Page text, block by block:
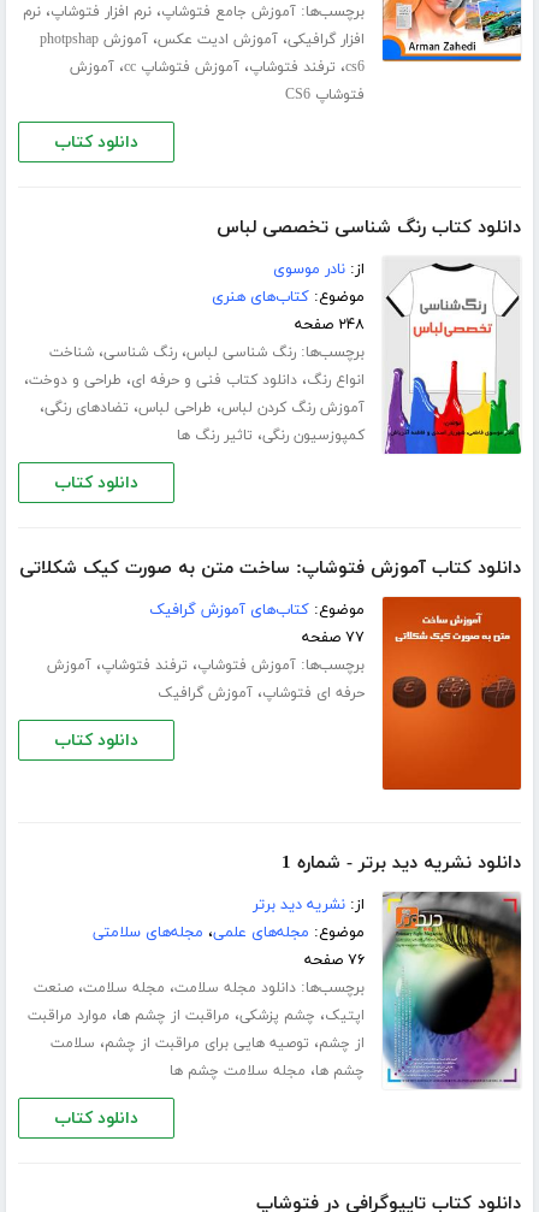
برچسب‌ها:آموزش جامع فتوشاپ،نرم افزار فتوشاپ،نرم
افزار گرافیکی،آموزش ادیت عکس،
آموزش photpshap
cs6، ترفند فتوشاپ،آموزش فتوشاپ cc ،آموزش
فتوشاپ CS6
دانلود کتاب
دانلود کتاب رنگ شناسى تخصصى لباس
از:نادر موسوی
موضوع:کتاب‌های هنری
۲۴۸ صفحه
برچسب‌ها:رنگ شناسی لباس،رنگ شناسی،شناخت
انواع رنگ،دانلود کتاب فنی و حرفه ای، طراحی و دوخت،
آموزش رنگ کردن لباس، طراحی لباس، تضادهای رنگی،
کمپوزسیون رنگی، تاثیر رنگ ها
دانلود کتاب
دانلود کتاب آموزش فتوشاپ: ساخت متن به صورت کیک شکلاتی
موضوع:کتاب‌های آموزش گرافیک
۷۷ صفحه
برچسب‌ها:آموزش فتوشاپ، ترفند فتوشاپ،آموزش
حرفه ای فتوشاپ،آموزش گرافیک
دانلود کتاب
دانلود نشریه دید برتر - شماره 1
از:نشریه دید برتر
موضوع: مجله‌های علمی، مجله‌های سلامتی
۷۶ صفحه
برچسب‌ها:دانلود مجله سلامت، مجله سلامت،صنعت
اپتیک، چشم پزشکی، مراقبت از چشم ها، موارد مراقبت
از چشم، توصیه هایی برای مراقبت از چشم، سلامت
چشم ها، مجله سلامت چشم ها
دانلود کتاب
دانلود کتاب تایپوگرافی در فتوشاپ